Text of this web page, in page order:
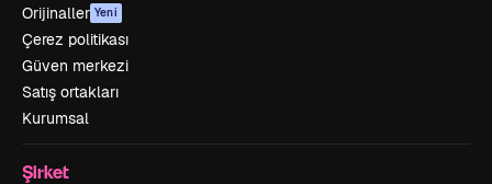
Orijinaller Yeni
Çerez politikası
Güven merkezi
Satış ortakları
Kurumsal
Şirket